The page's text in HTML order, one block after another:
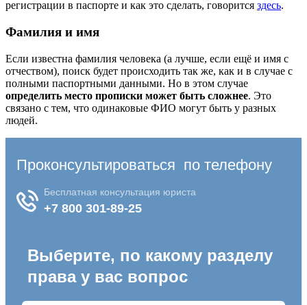
регистрации в паспорте и как это сделать, говорится здесь.
Фамилия и имя
Если известна фамилия человека (а лучше, если ещё и имя с
отчеством), поиск будет происходить так же, как и в случае с
полными паспортными данными. Но в этом случае
определить место прописки может быть сложнее. Это
связано с тем, что одинаковые ФИО могут быть у разных
людей.